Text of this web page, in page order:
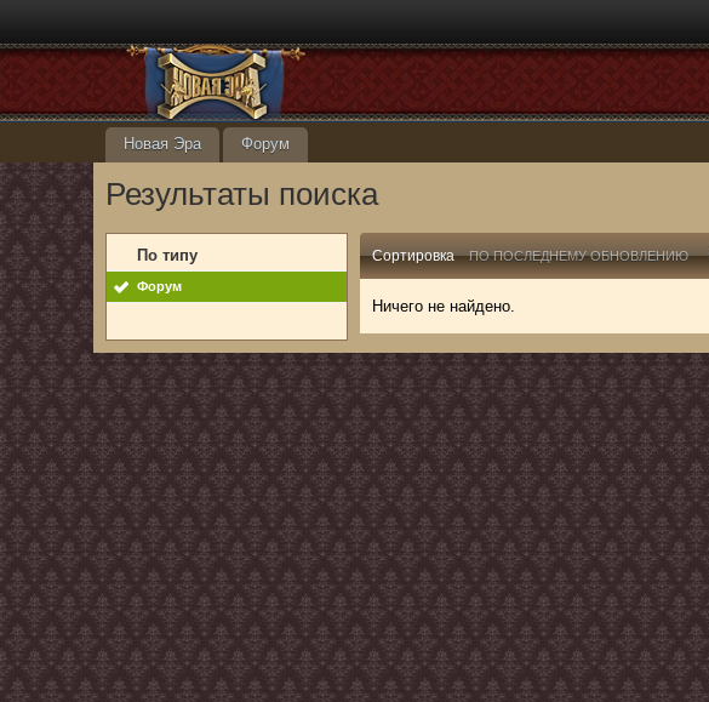
Новая Эра Форум
Результаты поиска
По типу
Форум
Сортировка ПО ПОСЛЕДНЕМУ ОБНОВЛЕНИЮ
Ничего не найдено.